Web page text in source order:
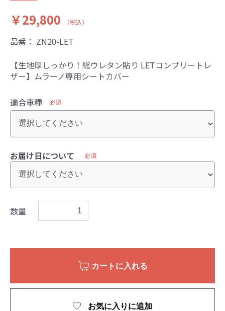
￥29,800 （税込）
品番： ZN20-LET
【生地厚しっかり！総ウレタン貼り LETコンプリートレ
ザー】ムラーノ専用シートカバー
適合車種 必須
お届け日について 必須
数量
カートに入れる
お気に入りに追加